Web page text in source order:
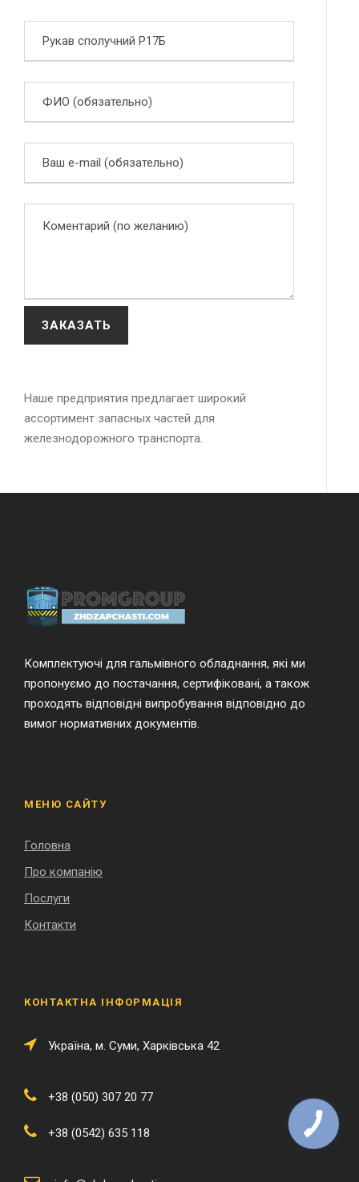
Наше предприятия предлагает широкий
ассортимент запасных частей для
железнодорожного транспорта.
Комплектуючі для гальмівного обладнання, які ми
пропонуємо до постачання, сертифіковані, а також
проходять відповідні випробування відповідно до
вимог нормативних документів.
МЕНЮ САЙТУ
Головна
Про компанію
Послуги
Контакти
КОНТАКТНА ІНФОРМАЦІЯ
Українa, м. Суми, Харківська 42
+38 (050) 307 20 77
+38 (0542) 635 118